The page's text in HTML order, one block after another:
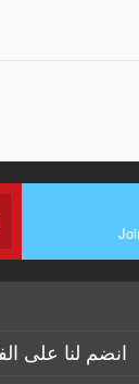
انضم لنا على